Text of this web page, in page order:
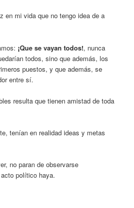
en mi vida que no tengo idea de a
¡Que se vayan todos!, nunca
todos, sino que además, los
puestos, y que además, se
entre sí.
resulta que tienen amistad de toda
tenían en realidad ideas y metas
no paran de observarse
político haya.